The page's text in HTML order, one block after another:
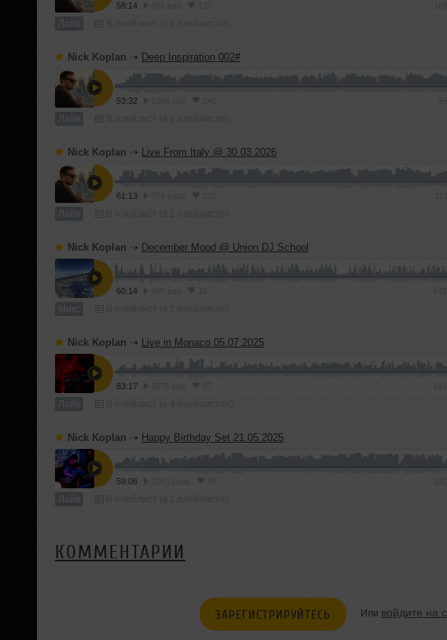
58:14
Лайв
Nick Koplan ➝ Deep Inspiration 002#
53:32
Лайв
Nick Koplan ➝ Live From Italy @ 30.03.2026
61:13
Лайв
Nick Koplan ➝ December Mood @ Union DJ School
60:14
Микс
Nick Koplan ➝ Live in Monaco 05.07.2025
83:17
Лайв
Nick Koplan ➝ Happy Birthday Set 21.05.2025
59:06
Лайв
КОММЕНТАРИИ
ЗАРЕГИСТРИРУЙТЕСЬ Или войдите на